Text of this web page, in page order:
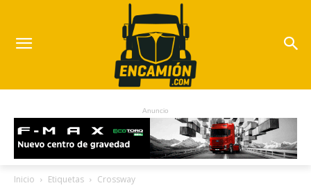
Anuncio
Inicio Etiquetas Crossway